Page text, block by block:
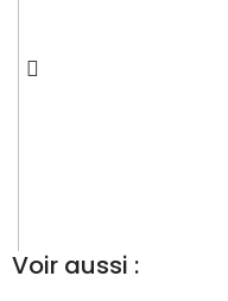
Voir aussi :